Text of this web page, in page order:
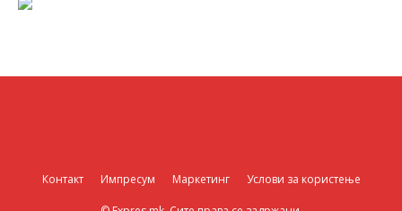
Контакт Импресум Маркетинг Услови за користење